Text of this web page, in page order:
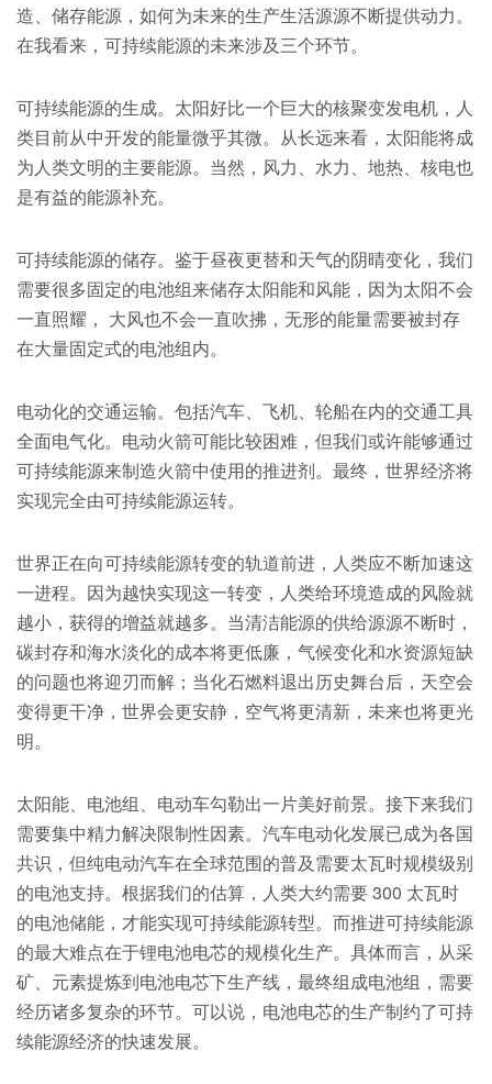
造、储存能源，如何为未来的生产生活源源不断提供动力。
在我看来，可持续能源的未来涉及三个环节。
可持续能源的生成。太阳好比一个巨大的核聚变发电机，人
类目前从中开发的能量微乎其微。从长远来看，太阳能将成
为人类文明的主要能源。当然，风力、水力、地热、核电也
是有益的能源补充。
可持续能源的储存。鉴于昼夜更替和天气的阴晴变化，我们
需要很多固定的电池组来储存太阳能和风能，因为太阳不会
一直照耀， 大风也不会一直吹拂，无形的能量需要被封存
在大量固定式的电池组内。
电动化的交通运输。包括汽车、飞机、轮船在内的交通工具
全面电气化。电动火箭可能比较困难，但我们或许能够通过
可持续能源来制造火箭中使用的推进剂。最终，世界经济将
实现完全由可持续能源运转。
世界正在向可持续能源转变的轨道前进，人类应不断加速这
一进程。因为越快实现这一转变，人类给环境造成的风险就
越小，获得的增益就越多。当清洁能源的供给源源不断时，
碳封存和海水淡化的成本将更低廉，气候变化和水资源短缺
的问题也将迎刃而解；当化石燃料退出历史舞台后，天空会
变得更干净，世界会更安静，空气将更清新，未来也将更光
明。
太阳能、电池组、电动车勾勒出一片美好前景。接下来我们
需要集中精力解决限制性因素。汽车电动化发展已成为各国
共识，但纯电动汽车在全球范围的普及需要太瓦时规模级别
的电池支持。根据我们的估算，人类大约需要 300 太瓦时
的电池储能，才能实现可持续能源转型。而推进可持续能源
的最大难点在于锂电池电芯的规模化生产。具体而言，从采
矿、元素提炼到电池电芯下生产线，最终组成电池组，需要
经历诸多复杂的环节。可以说，电池电芯的生产制约了可持
续能源经济的快速发展。